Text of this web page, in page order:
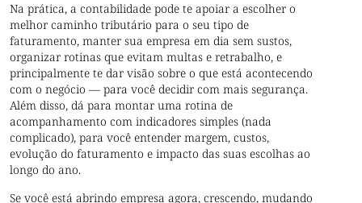
Na prática, a contabilidade pode te apoiar a escolher o
melhor caminho tributário para o seu tipo de
faturamento, manter sua empresa em dia sem sustos,
organizar rotinas que evitam multas e retrabalho, e
principalmente te dar visão sobre o que está acontecendo
com o negócio — para você decidir com mais segurança.
Além disso, dá para montar uma rotina de
acompanhamento com indicadores simples (nada
complicado), para você entender margem, custos,
evolução do faturamento e impacto das suas escolhas ao
longo do ano.
Se você está abrindo empresa agora, crescendo, mudando